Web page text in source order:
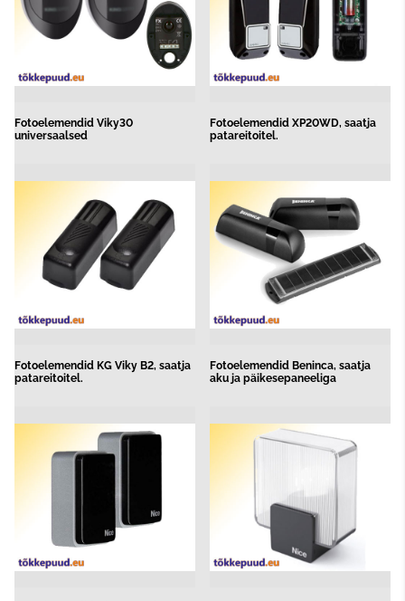
Fotoelemendid Viky30
universaalsed
Fotoelemendid XP20WD, saatja
patareitoitel.
Fotoelemendid KG Viky B2, saatja
patareitoitel.
Fotoelemendid Beninca, saatja
aku ja päikesepaneeliga